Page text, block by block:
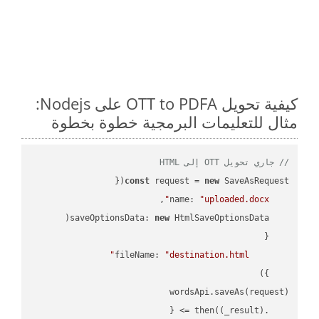
كيفية تحويل OTT to PDFA على Nodejs:
مثال للتعليمات البرمجية خطوة بخطوة
// جاري تحويل OTT إلى HTML
const request = new
name: "uploaded.docx"
saveOptionsData: new
fileName:
"destination.html"
    .then(
( _result ) =>